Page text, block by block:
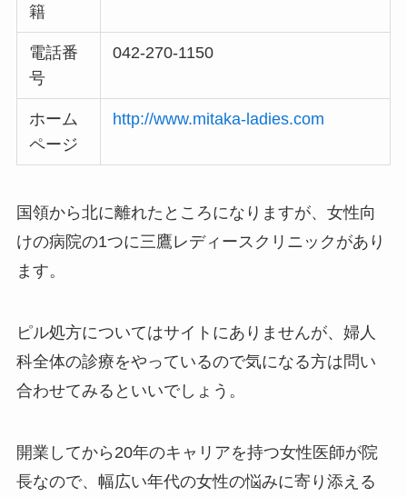
籍
電話番
号
042-270-1150
ホーム
ページ
http://www.mitaka-ladies.com
国領から北に離れたところになりますが、女性向
けの病院の1つに三鷹レディースクリニックがあり
ます。
ピル処方についてはサイトにありませんが、婦人
科全体の診療をやっているので気になる方は問い
合わせてみるといいでしょう。
開業してから20年のキャリアを持つ女性医師が院
長なので、幅広い年代の女性の悩みに寄り添える